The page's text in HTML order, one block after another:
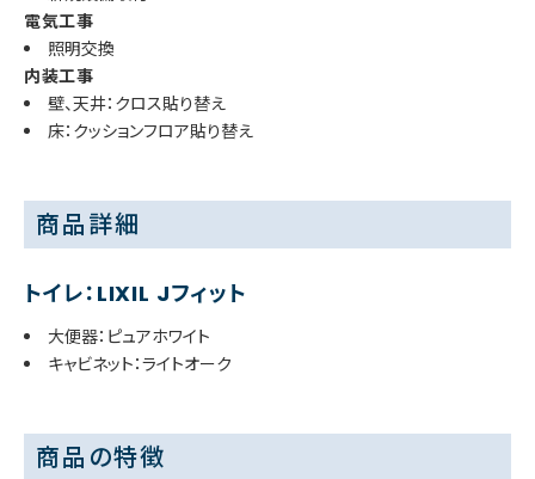
電気工事
照明交換
内装工事
壁、天井：クロス貼り替え
床：クッションフロア貼り替え
商品詳細
トイレ：LIXIL Jフィット
大便器：ピュアホワイト
キャビネット：ライトオーク
商品の特徴